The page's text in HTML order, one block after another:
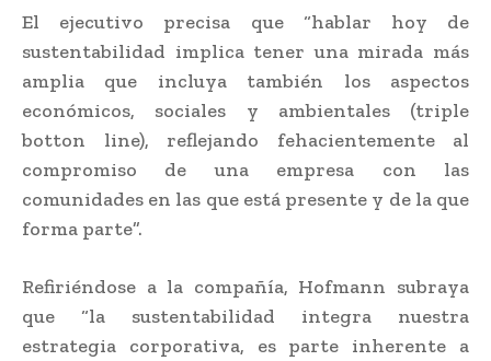
El ejecutivo precisa que “hablar hoy de
sustentabilidad implica tener una mirada más
amplia que incluya también los aspectos
económicos, sociales y ambientales (triple
botton line), reflejando fehacientemente al
compromiso de una empresa con las
comunidades en las que está presente y de la que
forma parte”.
Refiriéndose a la compañía, Hofmann subraya
que “la sustentabilidad integra nuestra
estrategia corporativa, es parte inherente a